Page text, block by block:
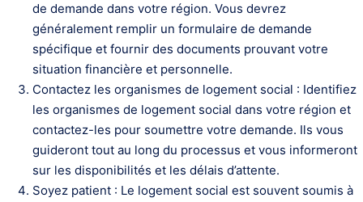
de demande dans votre région. Vous devrez
généralement remplir un formulaire de demande
spécifique et fournir des documents prouvant votre
situation financière et personnelle.
Contactez les organismes de logement social : Identifiez
les organismes de logement social dans votre région et
contactez-les pour soumettre votre demande. Ils vous
guideront tout au long du processus et vous informeront
sur les disponibilités et les délais d’attente.
Soyez patient : Le logement social est souvent soumis à